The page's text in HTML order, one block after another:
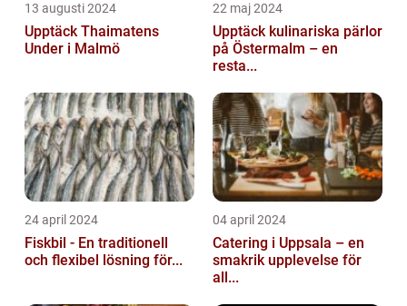
13 augusti 2024
Upptäck Thaimatens
Under i Malmö
22 maj 2024
Upptäck kulinariska pärlor
på Östermalm – en
resta...
24 april 2024
Fiskbil - En traditionell
och flexibel lösning för...
04 april 2024
Catering i Uppsala – en
smakrik upplevelse för
all...